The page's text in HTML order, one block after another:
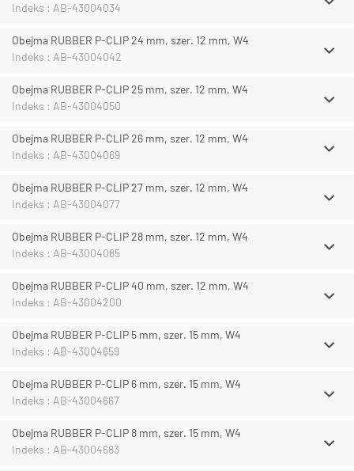
Indeks : AB-43004034
Obejma RUBBER P-CLIP 24 mm, szer. 12 mm, W4
Indeks : AB-43004042
Obejma RUBBER P-CLIP 25 mm, szer. 12 mm, W4
Indeks : AB-43004050
Obejma RUBBER P-CLIP 26 mm, szer. 12 mm, W4
Indeks : AB-43004069
Obejma RUBBER P-CLIP 27 mm, szer. 12 mm, W4
Indeks : AB-43004077
Obejma RUBBER P-CLIP 28 mm, szer. 12 mm, W4
Indeks : AB-43004085
Obejma RUBBER P-CLIP 40 mm, szer. 12 mm, W4
Indeks : AB-43004200
Obejma RUBBER P-CLIP 5 mm, szer. 15 mm, W4
Indeks : AB-43004659
Obejma RUBBER P-CLIP 6 mm, szer. 15 mm, W4
Indeks : AB-43004667
Obejma RUBBER P-CLIP 8 mm, szer. 15 mm, W4
Indeks : AB-43004683